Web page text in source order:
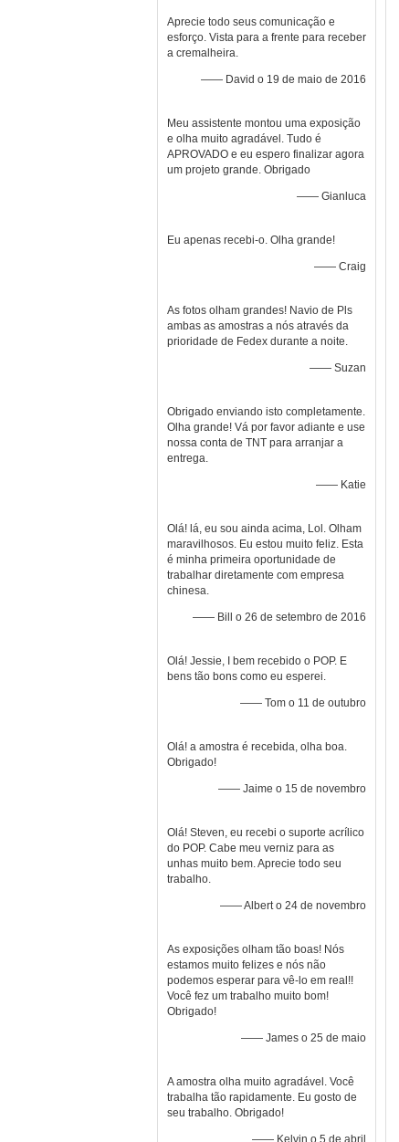
Aprecie todo seus comunicação e
esforço. Vista para a frente para receber
a cremalheira.
—— David o 19 de maio de 2016
Meu assistente montou uma exposição
e olha muito agradável. Tudo é
APROVADO e eu espero finalizar agora
um projeto grande. Obrigado
—— Gianluca
Eu apenas recebi-o. Olha grande!
—— Craig
As fotos olham grandes! Navio de Pls
ambas as amostras a nós através da
prioridade de Fedex durante a noite.
—— Suzan
Obrigado enviando isto completamente.
Olha grande! Vá por favor adiante e use
nossa conta de TNT para arranjar a
entrega.
—— Katie
Olá! lá, eu sou ainda acima, Lol. Olham
maravilhosos. Eu estou muito feliz. Esta
é minha primeira oportunidade de
trabalhar diretamente com empresa
chinesa.
—— Bill o 26 de setembro de 2016
Olá! Jessie, I bem recebido o POP. E
bens tão bons como eu esperei.
—— Tom o 11 de outubro
Olá! a amostra é recebida, olha boa.
Obrigado!
—— Jaime o 15 de novembro
Olá! Steven, eu recebi o suporte acrílico
do POP. Cabe meu verniz para as
unhas muito bem. Aprecie todo seu
trabalho.
—— Albert o 24 de novembro
As exposições olham tão boas! Nós
estamos muito felizes e nós não
podemos esperar para vê-lo em real!!
Você fez um trabalho muito bom!
Obrigado!
—— James o 25 de maio
A amostra olha muito agradável. Você
trabalha tão rapidamente. Eu gosto de
seu trabalho. Obrigado!
—— Kelvin o 5 de abril